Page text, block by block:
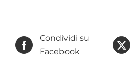
Condividi su
Facebook